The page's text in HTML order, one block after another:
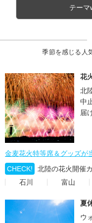
テーマ
季節を感じる人
花
北
中
届
金麦花火特等席＆グッズが
CHECK!
北陸の花火開催
石川
富山
夏
ウ